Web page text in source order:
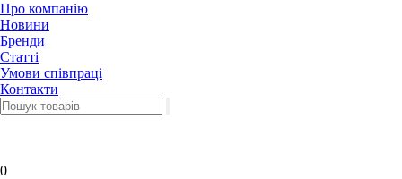
Про компанію
Новини
Бренди
Статті
Умови співпраці
Контакти
0